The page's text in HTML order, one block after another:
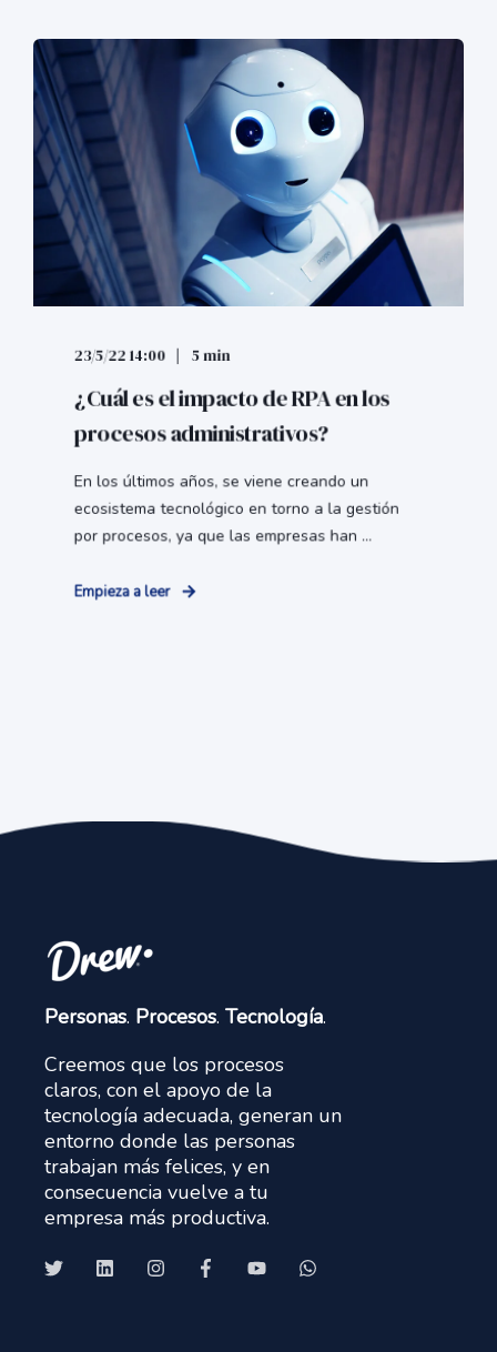
23/5/22 14:00 5 min
¿Cuál es el impacto de RPA en los
procesos administrativos?
En los últimos años, se viene creando un
ecosistema tecnológico en torno a la gestión
por procesos, ya que las empresas han ...
Empieza a leer
Personas. Procesos. Tecnología.
Creemos que los procesos
claros, con el apoyo de la
tecnología adecuada, generan un
entorno donde las personas
trabajan más felices, y en
consecuencia vuelve a tu
empresa más productiva.